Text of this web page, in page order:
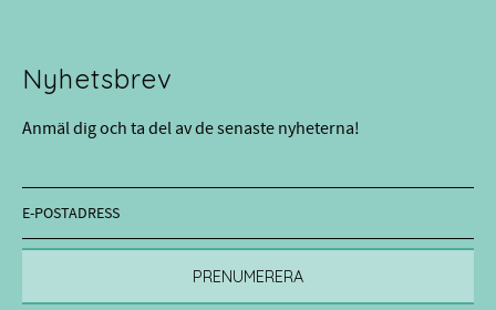
Nyhetsbrev
Anmäl dig och ta del av de senaste nyheterna!
PRENUMERERA